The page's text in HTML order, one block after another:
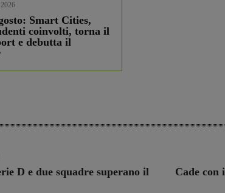
Smart Cities,
coinvolti, torna il
e debutta il
D e due squadre superano il
Cade con